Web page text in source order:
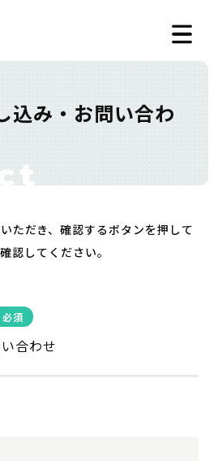
込み・お問い合わ
ただき、確認するボタンを押して
認してください。
必須
合わせ